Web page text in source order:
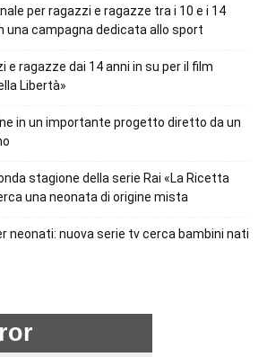
per ragazzi e ragazze tra i 10 e i 14
una campagna dedicata allo sport
e ragazze dai 14 anni in su per il film
Libertà»
in un importante progetto diretto da un
stagione della serie Rai «La Ricetta
una neonata di origine mista
neonati: nuova serie tv cerca bambini nati